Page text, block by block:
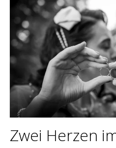
Zwei Herzen